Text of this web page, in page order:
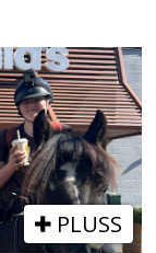
PLUSS